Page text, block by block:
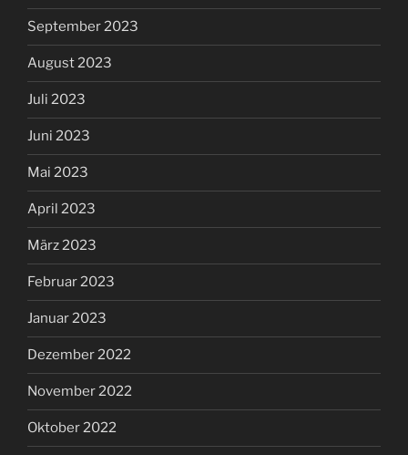
September 2023
August 2023
Juli 2023
Juni 2023
Mai 2023
April 2023
März 2023
Februar 2023
Januar 2023
Dezember 2022
November 2022
Oktober 2022